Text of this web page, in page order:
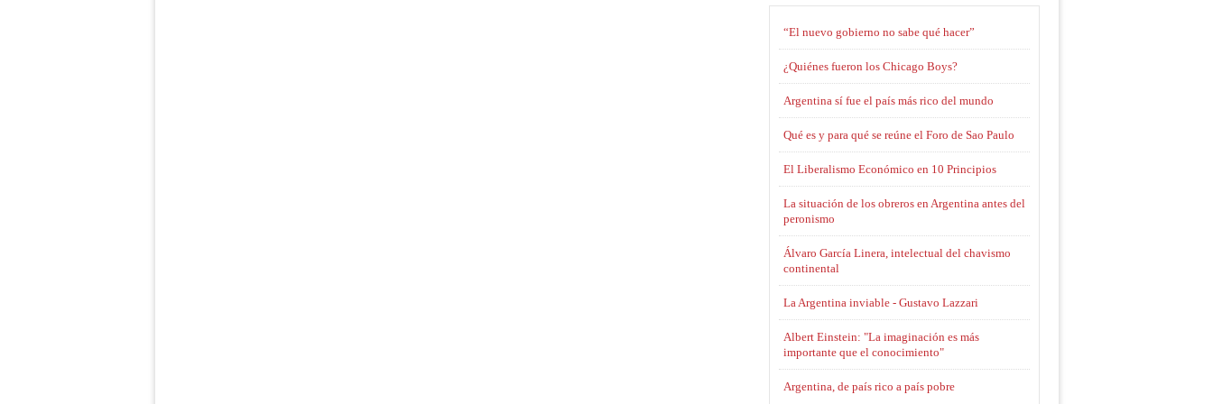
“El nuevo gobierno no sabe qué hacer”
¿Quiénes fueron los Chicago Boys?
Argentina sí fue el país más rico del mundo
Qué es y para qué se reúne el Foro de Sao Paulo
El Liberalismo Económico en 10 Principios
La situación de los obreros en Argentina antes del
peronismo
Álvaro García Linera, intelectual del chavismo
continental
La Argentina inviable - Gustavo Lazzari
Albert Einstein: "La imaginación es más
importante que el conocimiento"
Argentina, de país rico a país pobre